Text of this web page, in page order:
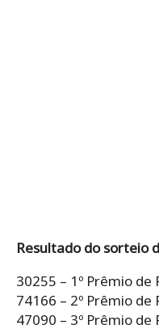
Resultado do sorteio
30255 – 1º Prêmio de
74166 – 2º Prêmio de
47090 – 3º Prêmio de